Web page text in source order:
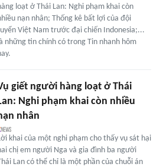
loạt ở Thái Lan: Nghi phạm khai còn
nạn nhân; Thống kê bất lợi của đội
Việt Nam trước đại chiến Indonesia;...
những tin chính có trong Tin nhanh hôm
giết người hàng loạt ở Thái
Nghi phạm khai còn nhiều
nhân
khai của một nghi phạm cho thấy vụ sát hại
chị em người Nga và gia đình ba người
Lan có thể chỉ là một phần của chuỗi án